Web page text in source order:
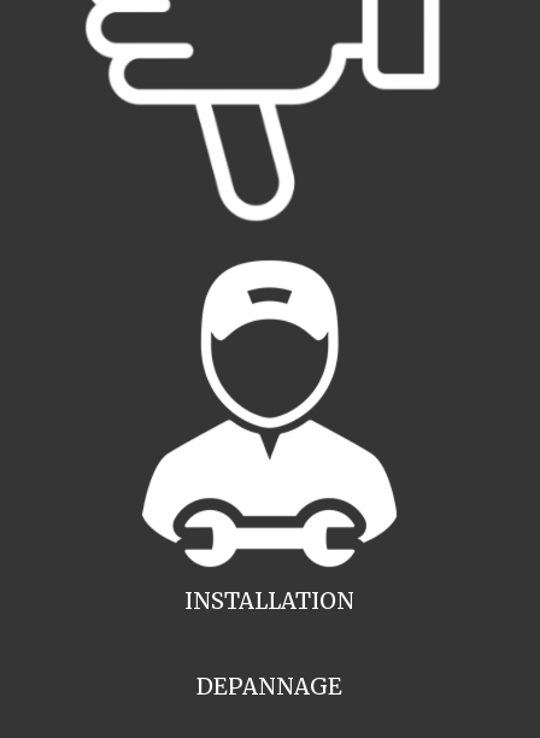
INSTALLATION
DEPANNAGE